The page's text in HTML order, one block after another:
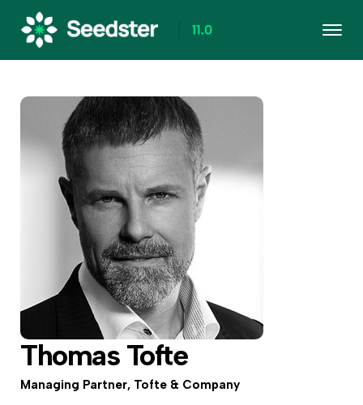
Thomas Tofte
Managing Partner, Tofte & Company